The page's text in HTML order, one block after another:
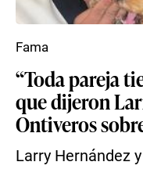
“Toda pareja
que dijeron
Ontiveros
Larry Hernández
Fama